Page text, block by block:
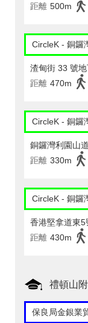
距離 500m
CircleK - 銅鑼
渣甸街 33 號
距離 470m
CircleK - 銅鑼
銅鑼灣利園山
距離 330m
CircleK - 銅鑼
香港堅拿道東
距離 430m
禮頓山
保良局金銀業